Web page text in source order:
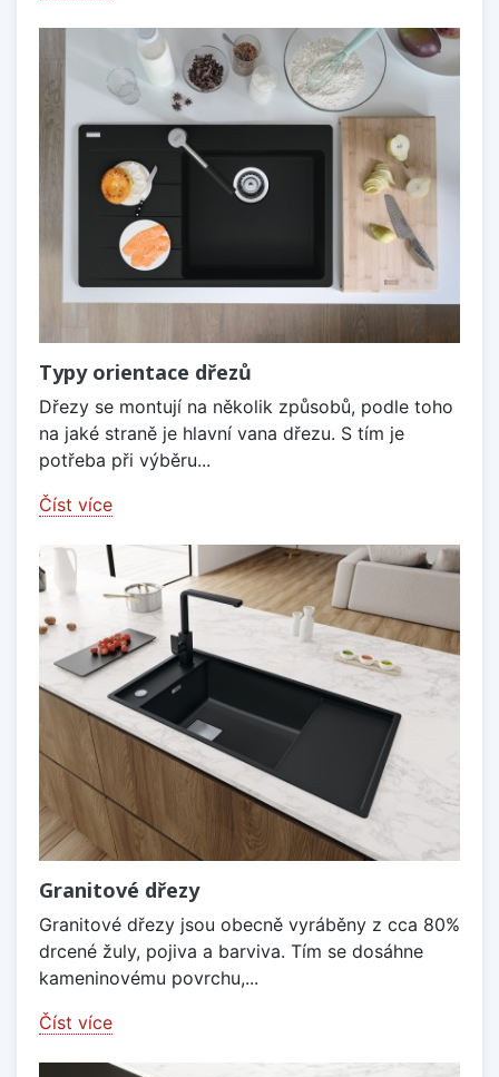
Typy orientace dřezů
Dřezy se montují na několik způsobů, podle toho
na jaké straně je hlavní vana dřezu. S tím je
potřeba při výběru...
Číst více
Granitové dřezy
Granitové dřezy jsou obecně vyráběny z cca 80%
drcené žuly, pojiva a barviva. Tím se dosáhne
kameninovému povrchu,...
Číst více